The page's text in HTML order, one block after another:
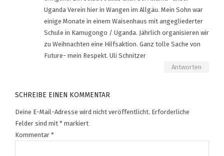
Uganda Verein hier in Wangen im Allgäu. Mein Sohn war
einige Monate in einem Waisenhaus mit angegliederter
Schule in Kamugongo / Uganda. Jährlich organisieren wir
zu Weihnachten eine Hilfsaktion. Ganz tolle Sache von
Future- mein Respekt. Uli Schnitzer
Antworten
SCHREIBE EINEN KOMMENTAR
Deine E-Mail-Adresse wird nicht veröffentlicht. Erforderliche
Felder sind mit * markiert
Kommentar *